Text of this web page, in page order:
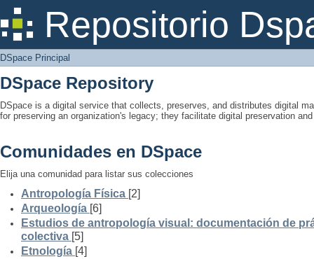
Repositorio
DSpace Principal
DSpace Principal
DSpace Repository
DSpace is a digital service that collects, preserves, and distributes digital
for preserving an organization's legacy; they facilitate digital preservation
Comunidades en DSpace
Elija una comunidad para listar sus colecciones
Antropología Física [2]
Arqueología [6]
Estudios de antropología visual: documentación de
colectiva [5]
Etnología [4]